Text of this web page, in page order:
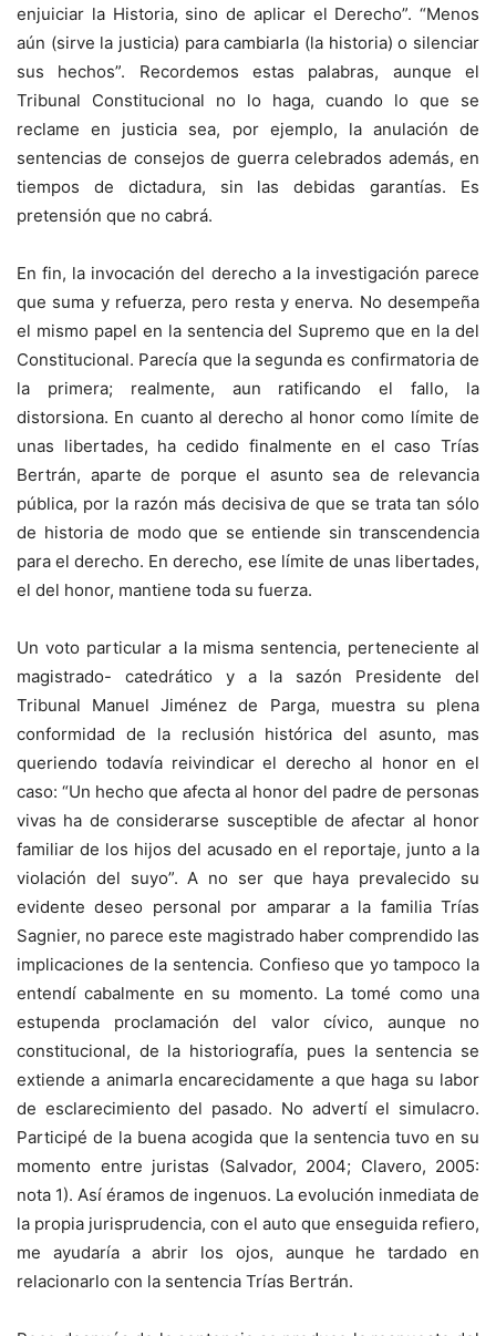
enjuiciar la Historia, sino de aplicar el Derecho”. “Menos
aún (sirve la justicia) para cambiarla (la historia) o silenciar
sus hechos”. Recordemos estas palabras, aunque el
Tribunal Constitucional no lo haga, cuando lo que se
reclame en justicia sea, por ejemplo, la anulación de
sentencias de consejos de guerra celebrados además, en
tiempos de dictadura, sin las debidas garantías. Es
pretensión que no cabrá.
En fin, la invocación del derecho a la investigación parece
que suma y refuerza, pero resta y enerva. No desempeña
el mismo papel en la sentencia del Supremo que en la del
Constitucional. Parecía que la segunda es confirmatoria de
la primera; realmente, aun ratificando el fallo, la
distorsiona. En cuanto al derecho al honor como límite de
unas libertades, ha cedido finalmente en el caso Trías
Bertrán, aparte de porque el asunto sea de relevancia
pública, por la razón más decisiva de que se trata tan sólo
de historia de modo que se entiende sin transcendencia
para el derecho. En derecho, ese límite de unas libertades,
el del honor, mantiene toda su fuerza.
Un voto particular a la misma sentencia, perteneciente al
magistrado- catedrático y a la sazón Presidente del
Tribunal Manuel Jiménez de Parga, muestra su plena
conformidad de la reclusión histórica del asunto, mas
queriendo todavía reivindicar el derecho al honor en el
caso: “Un hecho que afecta al honor del padre de personas
vivas ha de considerarse susceptible de afectar al honor
familiar de los hijos del acusado en el reportaje, junto a la
violación del suyo”. A no ser que haya prevalecido su
evidente deseo personal por amparar a la familia Trías
Sagnier, no parece este magistrado haber comprendido las
implicaciones de la sentencia. Confieso que yo tampoco la
entendí cabalmente en su momento. La tomé como una
estupenda proclamación del valor cívico, aunque no
constitucional, de la historiografía, pues la sentencia se
extiende a animarla encarecidamente a que haga su labor
de esclarecimiento del pasado. No advertí el simulacro.
Participé de la buena acogida que la sentencia tuvo en su
momento entre juristas (Salvador, 2004; Clavero, 2005:
nota 1). Así éramos de ingenuos. La evolución inmediata de
la propia jurisprudencia, con el auto que enseguida refiero,
me ayudaría a abrir los ojos, aunque he tardado en
relacionarlo con la sentencia Trías Bertrán.